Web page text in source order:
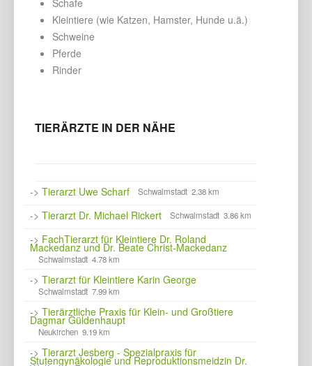
Kleintiere (wie Katzen, Hamster, Hunde u.ä.)
Schweine
Pferde
Rinder
TIERÄRZTE IN DER NÄHE
-> Tierarzt Uwe Scharf Schwalmstadt 2.38 km
-> Tierarzt Dr. Michael Rickert Schwalmstadt 3.86 km
-> FachTierarzt für Kleintiere Dr. Roland
Mackedanz und Dr. Beate Christ-Mackedanz
Schwalmstadt 4.78 km
-> Tierarzt für Kleintiere Karin George
Schwalmstadt 7.99 km
-> Tierärztliche Praxis für Klein- und Großtiere
Dagmar Güldenhaupt
Neukirchen 9.19 km
-> Tierarzt Jesberg - Spezialpraxis für
Stutengynäkologie und Reproduktionsmeidzin Dr.